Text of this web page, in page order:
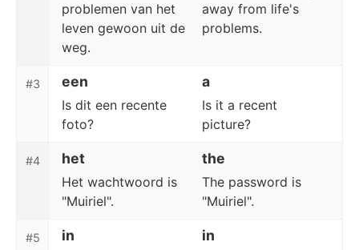
problemen van het
leven gewoon uit de
weg.
away from life's
problems.
#3 een a
Is dit een recente
foto?
Is it a recent
picture?
#4 het the
Het wachtwoord is
"Muiriel".
The password is
"Muiriel".
#5 in in